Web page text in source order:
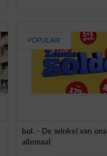
POPULAIR
bol. - De winkel van ons
allemaal